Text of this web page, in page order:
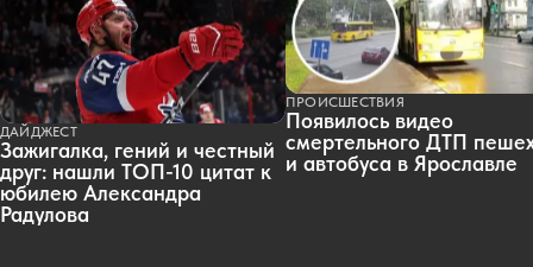
ДАЙДЖЕСТ
Зажигалка, гений и честный
друг: нашли ТОП-10 цитат к
юбилею Александра
Радулова
ПРОИСШЕСТВИЯ
Появилось видео
смертельного ДТП
и автобуса в Ярославле